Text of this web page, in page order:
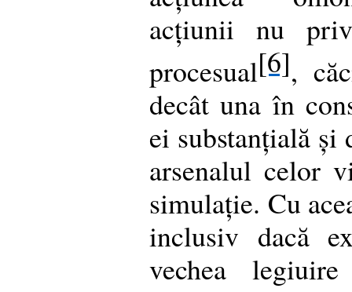
acțiunii nu
procesual[6],
decât una în
ei substanțială și
arsenalul celor
simulație. Cu
inclusiv dacă
vechea